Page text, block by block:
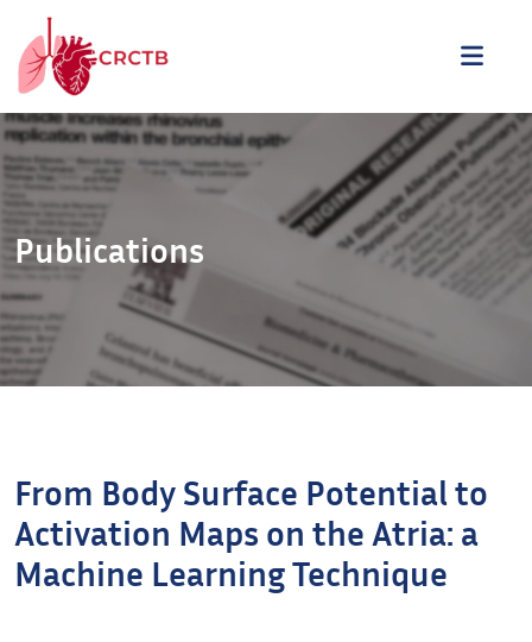
Aller au contenu
Publications
From Body Surface Potential to
Activation Maps on the Atria: a
Machine Learning Technique